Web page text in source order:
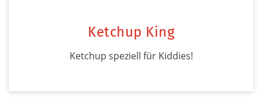
Ketchup King
Ketchup speziell für Kiddies!